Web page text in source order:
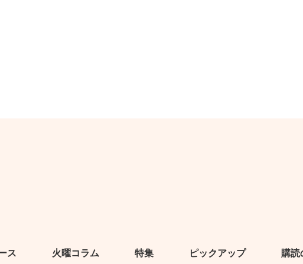
ス 火曜コラム 特集 ピックアップ 購読